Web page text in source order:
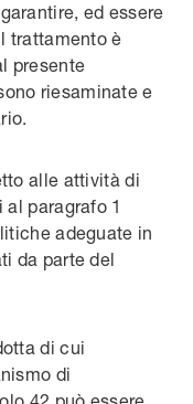
ed essere
trattamento è
presente
riesaminate e
alle attività di
paragrafo 1
adeguate in
da parte del
di cui
di